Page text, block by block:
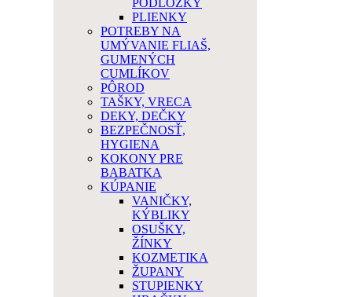
PODLOŽKY
PLIENKY
POTREBY NA
UMÝVANIE FLIAŠ,
GUMENÝCH
CUMLÍKOV
PÔROD
TAŠKY, VRECA
DEKY, DEČKY
BEZPEČNOSŤ,
HYGIENA
KOKONY PRE
BABATKA
KÚPANIE
VANIČKY,
KÝBLIKY
OSUŠKY,
ŽÍNKY
KOZMETIKA
ŽUPANY
STUPIENKY